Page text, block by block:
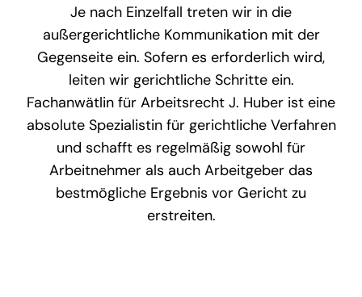
Je nach Einzelfall treten wir in die
außergerichtliche Kommunikation mit der
Gegenseite ein. Sofern es erforderlich wird,
leiten wir gerichtliche Schritte ein.
Fachanwätlin für Arbeitsrecht J. Huber ist eine
absolute Spezialistin für gerichtliche Verfahren
und schafft es regelmäßig sowohl für
Arbeitnehmer als auch Arbeitgeber das
bestmögliche Ergebnis vor Gericht zu
erstreiten.